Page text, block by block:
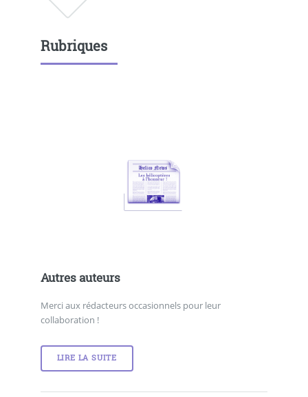
Rubriques
Autres auteurs
Merci aux rédacteurs occasionnels pour leur
collaboration !
LIRE LA SUITE